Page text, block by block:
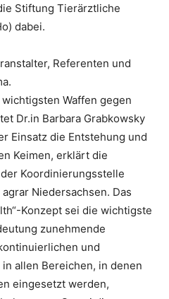
Stiftung Tierärztliche
dabei.
Referenten und
Waffen gegen
Dr.in Barbara Grabkowsky
Einsatz die Entstehung und
Keimen, erklärt die
Koordinierungsstelle
Niedersachsen. Das
Konzept sei die wichtigste
zunehmende
und
allen Bereichen, in denen
eingesetzt werden,